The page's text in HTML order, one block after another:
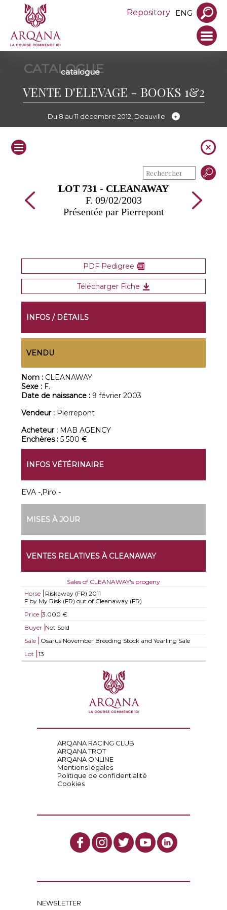
Repository ENG
CATALOGUE
catalogue
VENTE D'ELEVAGE - BOOKS 1&2
Du 8 au 11 décembre 2012, Deauville
LOT 731 - CLEANAWAY
F. 09/02/2003
Présentée par Pierrepont
PDF Pedigree
Télécharger Fiche
INFOS / DÉTAILS
VENDU
Nom : CLEANAWAY
Sexe : F.
Date de naissance : 9 février 2003
Vendeur : Pierrepont
Acheteur : MAB AGENCY
Enchères :5 500 €
INFOS VÉTÉRINAIRE
EVA -,Piro -
MISES À JOUR
VENTES RELATIVES À CLEANAWAY
Sales of CLEANAWAY's progeny
Horse
Riskaway (FR) 2011
F by My Risk (FR) out of Cleanaway (FR)
Price 3.000 €
Buyer Not Sold
Sale
Osarus November Breeding Stock and Yearling Sale
Lot
13
ARQANA RACING CLUB
ARQANA TROT
ARQANA ONLINE
Mentions légales
Politique de confidentialité
Cookies
NEWSLETTER